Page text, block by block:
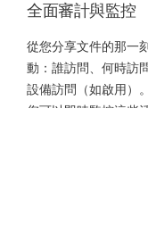
全面審計與監控
從您分享文件的那一
動：誰訪問、何時訪
設備訪問（如啟用）。
您可以即時監控這些